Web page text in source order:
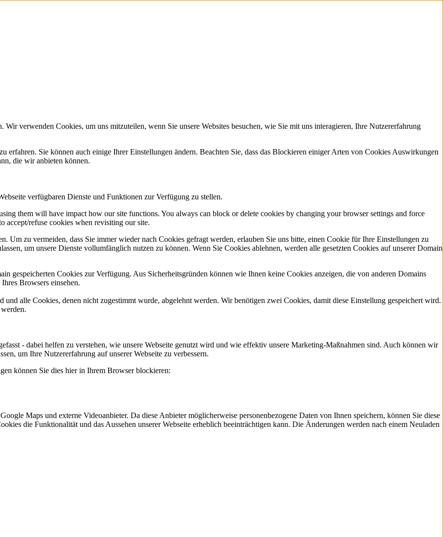
verwenden Cookies, um uns mitzuteilen, wenn Sie unsere Websites besuchen, wie Sie mit uns interagieren, Ihre Nutzererfahrung
erfahren. Sie können auch einige Ihrer Einstellungen ändern. Beachten Sie, dass das Blockieren einiger Arten von Cookies Auswirkungen
die wir anbieten können.
verfügbaren Dienste und Funktionen zur Verfügung zu stellen.
them will have impact how our site functions. You always can block or delete cookies by changing your browser settings and force
refuse cookies when revisiting our site.
Um zu vermeiden, dass Sie immer wieder nach Cookies gefragt werden, erlauben Sie uns bitte, einen Cookie für Ihre Einstellungen zu
um unsere Dienste vollumfänglich nutzen zu können. Wenn Sie Cookies ablehnen, werden alle gesetzten Cookies auf unserer Domain
gespeicherten Cookies zur Verfügung. Aus Sicherheitsgründen können wie Ihnen keine Cookies anzeigen, die von anderen Domains
Browsers einsehen.
alle Cookies, denen nicht zugestimmt wurde, abgelehnt werden. Wir benötigen zwei Cookies, damit diese Einstellung gespeichert wird.
- dabei helfen zu verstehen, wie unsere Webseite genutzt wird und wie effektiv unsere Marketing-Maßnahmen sind. Auch können wir
um Ihre Nutzererfahrung auf unserer Webseite zu verbessern.
können Sie dies hier in Ihrem Browser blockieren:
Maps und externe Videoanbieter. Da diese Anbieter möglicherweise personenbezogene Daten von Ihnen speichern, können Sie diese
die Funktionalität und das Aussehen unserer Webseite erheblich beeinträchtigen kann. Die Änderungen werden nach einem Neuladen